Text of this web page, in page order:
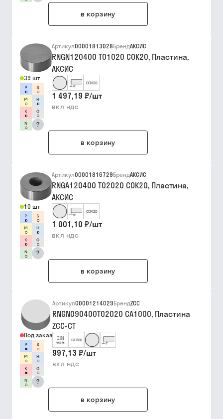
в корзину
39 шт
?
Артикул00001813028БрендАКСИС
RNGN120400 T01020 COK20, Пластина,
АКСИС
1 497,19 ₽/шт
вкл ндс
в корзину
10 шт
?
Артикул00001816729БрендАКСИС
RNGA120400 T02020 COK20, Пластина,
АКСИС
1 001,10 ₽/шт
вкл ндс
в корзину
Под заказ
?
Артикул00001214029БрендZCC
RNGN090400T02020 CA1000, Пластина
ZCC-CT
997,13 ₽/шт
вкл ндс
в корзину